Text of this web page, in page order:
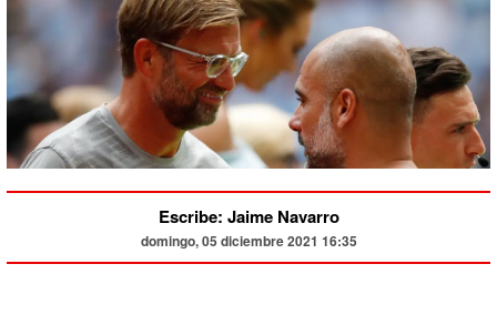
Escribe: Jaime Navarro
domingo, 05 diciembre 2021 16:35